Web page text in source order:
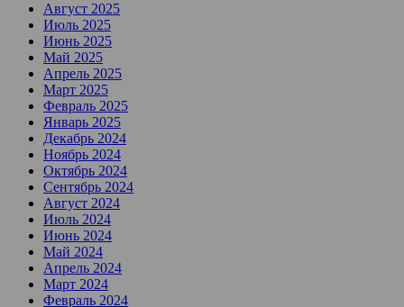
Август 2025
Июль 2025
Июнь 2025
Май 2025
Апрель 2025
Март 2025
Февраль 2025
Январь 2025
Декабрь 2024
Ноябрь 2024
Октябрь 2024
Сентябрь 2024
Август 2024
Июль 2024
Июнь 2024
Май 2024
Апрель 2024
Март 2024
Февраль 2024